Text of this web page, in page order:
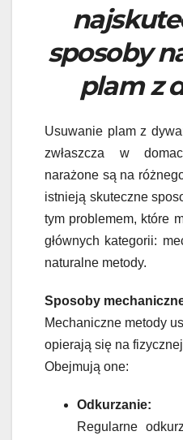
sposoby
plam z
Usuwanie plam z
zwłaszcza w
narażone są na
istnieją skuteczne
tym problemem, które
głównych kategorii:
naturalne metody.
Sposoby
Mechaniczne metody
opierają się na
Obejmują one:
Odkurzanie:
Regularne